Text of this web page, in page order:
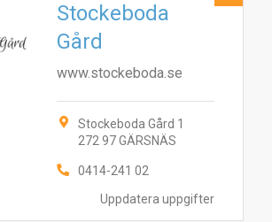
Uppdatera uppgifter
Stockeboda
Gård
www.stockeboda.se
Stockeboda Gård 1
272 97 GÄRSNÄS
0414-241 02